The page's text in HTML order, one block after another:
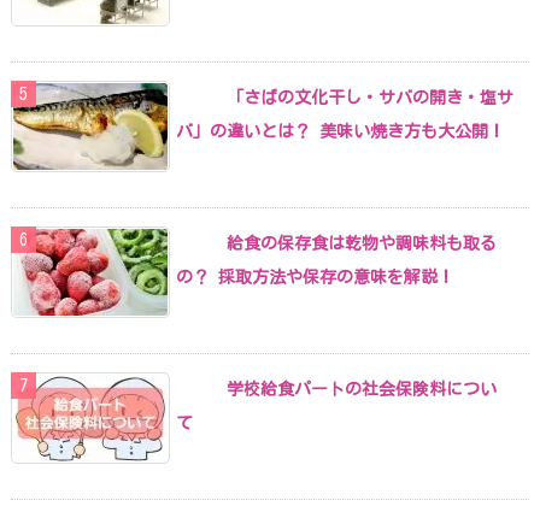
「さばの文化干し・サバの開き・塩サ
バ」の違いとは？ 美味い焼き方も大公開！
給食の保存食は乾物や調味料も取る
の？ 採取方法や保存の意味を解説！
学校給食パートの社会保険料につい
て